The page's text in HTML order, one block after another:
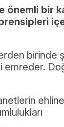
önemli bir